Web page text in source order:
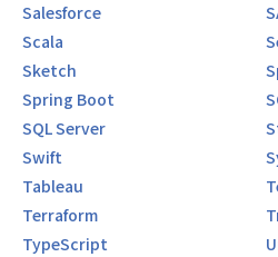
Salesforce
Scala
Sketch
Spring Boot
SQL Server
Swift
Tableau
Terraform
TypeScript